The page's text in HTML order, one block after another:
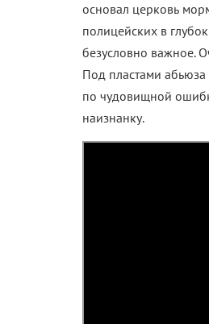
основал церковь
полицейских в
безусловно важное.
Под пластами
по чудовищной
наизнанку.